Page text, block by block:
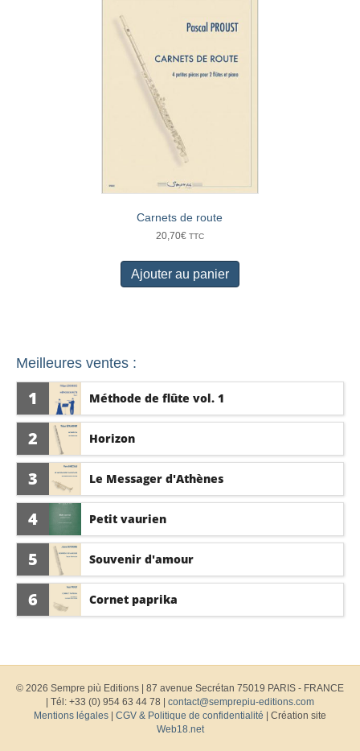
Carnets de route
20,70€ TTC
Ajouter au panier
Meilleures ventes :
1 Méthode de flûte vol. 1
2 Horizon
3 Le Messager d'Athènes
4 Petit vaurien
5 Souvenir d'amour
6 Cornet paprika
© 2026 Sempre più Editions
87 avenue Secrétan 75019 PARIS - FRANCE
| Tél: +33 (0) 954 63 44 78 | contact@semprepiu-editions.com
Mentions légales
CGV & Politique de confidentialité | Création site
Web18.net